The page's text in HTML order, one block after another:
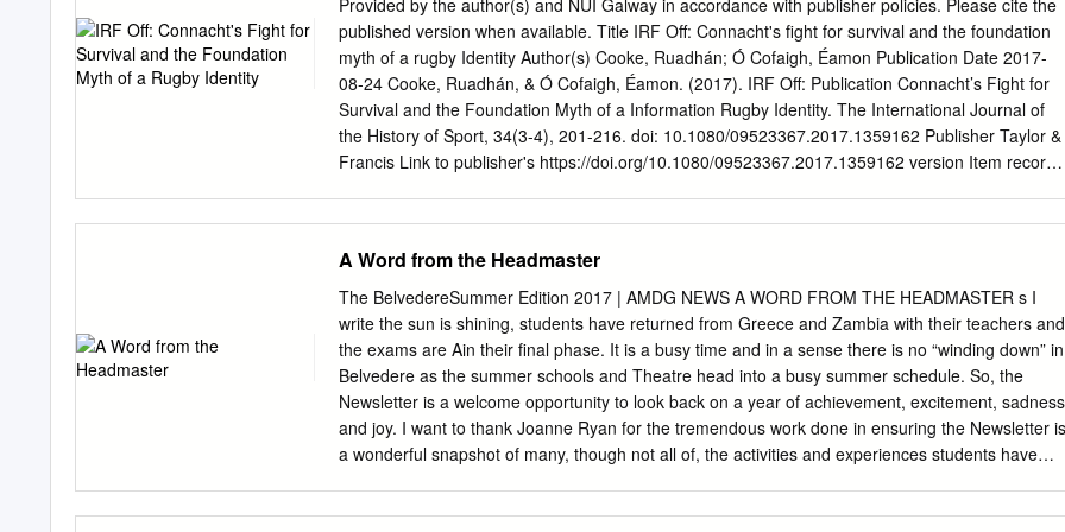
Provided by the author(s) and NUI Galway in accordance with publisher policies. Please cite the
published version when available. Title IRF Off: Connacht's fight for survival and the foundation
myth of a rugby Identity Author(s) Cooke, Ruadhán; Ó Cofaigh, Éamon Publication Date 2017-
08-24 Cooke, Ruadhán, & Ó Cofaigh, Éamon. (2017). IRF Off: Publication Connacht’s Fight for
Survival and the Foundation Myth of a Information Rugby Identity. The International Journal of
the History of Sport, 34(3-4), 201-216. doi: 10.1080/09523367.2017.1359162 Publisher Taylor &
Francis Link to publisher's https://doi.org/10.1080/09523367.2017.1359162 version Item record
MYTH OF A RUGBY IDENTITY Ruadhán Cooke & Éamon Ó Cofaigh The Connacht Rugby
website describes its crest as ‘a modified version of the provincial flag consisting of a dimidiated
eagle and an arm wielding a sword’. Little could Connacht have suspected that the arm wielding
the sword over the province would one day be that of its own parent body. This article will retrace
briefly the history of Connacht Rugby, focusing in particular on the near-death experience of the
2002/03 season. In reviewing the media coverage of a three-week window of protest which
ultimately prompted the IRFU to reverse its plan to disband the professional team, this article will
critically assess the legacy of the protest movement whose lasting achievements include not just
A Word from the Headmaster
The BelvedereSummer Edition 2017 | AMDG NEWS A WORD FROM THE HEADMASTER s I
write the sun is shining, students have returned from Greece and Zambia with their teachers and
the exams are Ain their final phase. It is a busy time and in a sense there is no “winding down” in
Belvedere as the summer schools and Theatre head into a busy summer schedule. So, the
Newsletter is a welcome opportunity to look back on a year of achievement, excitement, sadness
and joy. I want to thank Joanne Ryan for the tremendous work done in ensuring the Newsletter is
a wonderful snapshot of many, though not all of, the activities and experiences students have